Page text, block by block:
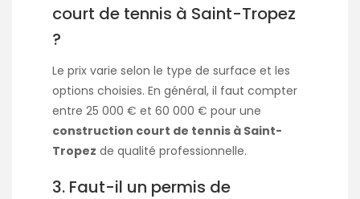
court de tennis à Saint-Tropez
?
Le prix varie selon le type de surface et les
options choisies. En général, il faut compter
entre 25 000 € et 60 000 € pour une
construction court de tennis à Saint-
Tropez de qualité professionnelle.
3. Faut-il un permis de